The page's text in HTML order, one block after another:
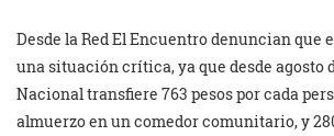
Desde la Red El Encuentro denuncian que
una situación crítica, ya que desde agosto
Nacional transfiere 763 pesos por cada
almuerzo en un comedor comunitario, y